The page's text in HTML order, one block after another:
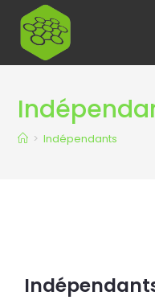
> Indépendants